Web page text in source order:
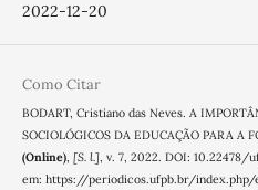
2022-12-20
Como Citar
BODART, Cristiano das Neves. A
SOCIOLÓGICOS DA EDUCAÇÃO PARA A
(Online), [S. l.], v. 7, 2022. DOI: 10.22478/
em: https://periodicos.ufpb.br/